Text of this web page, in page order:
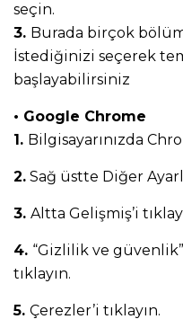
seçin.
3. Burada birçok
İstediğinizi seçerek
başlayabilirsiniz
• Google Chrome
1. Bilgisayarınızda
2. Sağ üstte Diğer
3. Altta Gelişmiş’i
4. “Gizlilik ve
tıklayın.
5. Çerezler’i tıklayın.